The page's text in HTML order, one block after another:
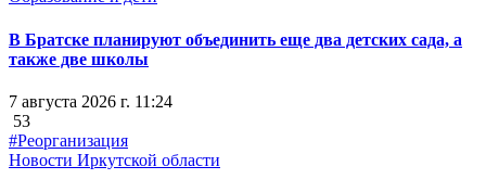
В Братске планируют объединить еще два детских сада, а
также две школы
7 августа 2026 г. 11:24
53
#Реорганизация
Новости Иркутской области